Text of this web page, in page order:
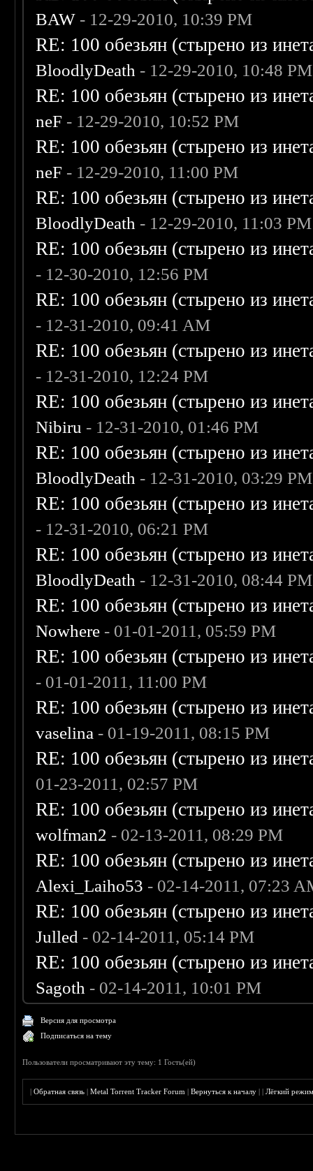
BAW - 12-29-2010, 10:39 PM
RE: 100 обезьян (стырено из
BloodlyDeath - 12-29-2010, 10:48 PM
RE: 100 обезьян (стырено из
neF - 12-29-2010, 10:52 PM
RE: 100 обезьян (стырено из
neF - 12-29-2010, 11:00 PM
RE: 100 обезьян (стырено из
BloodlyDeath - 12-29-2010, 11:03 PM
RE: 100 обезьян (стырено из
- 12-30-2010, 12:56 PM
RE: 100 обезьян (стырено из
- 12-31-2010, 09:41 AM
RE: 100 обезьян (стырено из
- 12-31-2010, 12:24 PM
RE: 100 обезьян (стырено из
Nibiru - 12-31-2010, 01:46 PM
RE: 100 обезьян (стырено из
BloodlyDeath - 12-31-2010, 03:29 PM
RE: 100 обезьян (стырено из
- 12-31-2010, 06:21 PM
RE: 100 обезьян (стырено из
BloodlyDeath - 12-31-2010, 08:44 PM
RE: 100 обезьян (стырено из
Nowhere - 01-01-2011, 05:59 PM
RE: 100 обезьян (стырено из
- 01-01-2011, 11:00 PM
RE: 100 обезьян (стырено из
vaselina - 01-19-2011, 08:15 PM
RE: 100 обезьян (стырено из
01-23-2011, 02:57 PM
RE: 100 обезьян (стырено из
wolfman2 - 02-13-2011, 08:29 PM
RE: 100 обезьян (стырено из
Alexi_Laiho53 - 02-14-2011, 07:23
RE: 100 обезьян (стырено из
Julled - 02-14-2011, 05:14 PM
RE: 100 обезьян (стырено из
Sagoth - 02-14-2011, 10:01 PM
Версия для просмотра
Подписаться на тему
Пользователи просматривают эту тему: 1 Гость(ей)
|Обратная связь |Metal Torrent Tracker Forum |Вернуться к началу ||Лёгкий